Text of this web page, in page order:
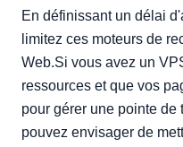
En définissant un délai
limitez ces moteurs de
Web.Si vous avez un
ressources et que vos
pour gérer une pointe
pouvez envisager de